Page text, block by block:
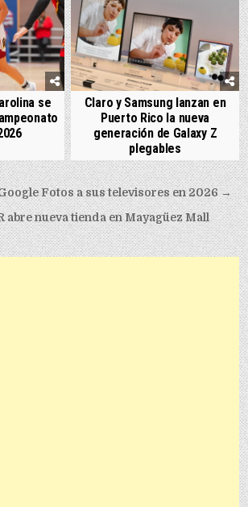
se
Claro y Samsung lanzan en
Puerto Rico la nueva
generación de Galaxy Z
plegables
Fotos a sus televisores en 2026 →
abre nueva tienda en Mayagüez Mall